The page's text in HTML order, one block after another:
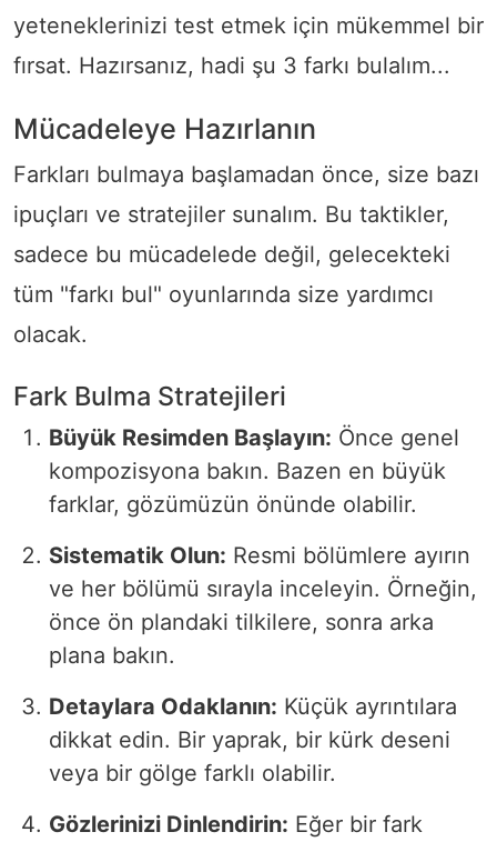
yeteneklerinizi test etmek için mükemmel bir
fırsat. Hazırsanız, hadi şu 3 farkı bulalım...
Mücadeleye Hazırlanın
Farkları bulmaya başlamadan önce, size bazı
ipuçları ve stratejiler sunalım. Bu taktikler,
sadece bu mücadelede değil, gelecekteki
tüm "farkı bul" oyunlarında size yardımcı
olacak.
Fark Bulma Stratejileri
Büyük Resimden Başlayın: Önce genel
kompozisyona bakın. Bazen en büyük
farklar, gözümüzün önünde olabilir.
Sistematik Olun: Resmi bölümlere ayırın
ve her bölümü sırayla inceleyin. Örneğin,
önce ön plandaki tilkilere, sonra arka
plana bakın.
Detaylara Odaklanın: Küçük ayrıntılara
dikkat edin. Bir yaprak, bir kürk deseni
veya bir gölge farklı olabilir.
Gözlerinizi Dinlendirin: Eğer bir fark